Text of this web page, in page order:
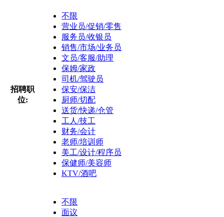
招聘职
位:
不限
营业员/促销/零售
服务员/收银员
销售/市场/业务员
文员/客服/助理
保姆/家政
司机/驾驶员
保安/保洁
厨师/切配
送货/快递/仓管
工人/技工
财务/会计
老师/培训师
美工/设计/程序员
保健师/美容师
KTV/酒吧
不限
面议